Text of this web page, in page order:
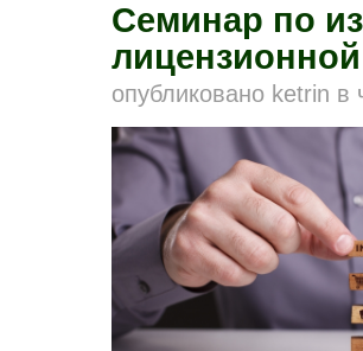
Cеминар по
опубликовано ketrin в